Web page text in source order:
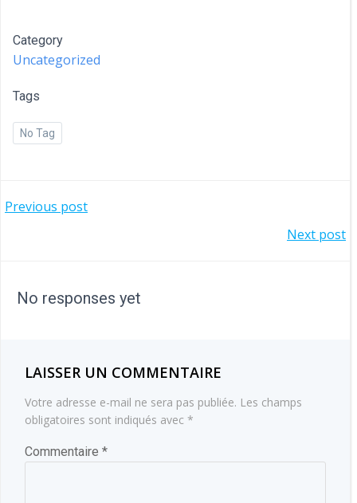
Category
Uncategorized
Tags
No Tag
NAVIGATION
L’ARTICLE
Previous post
L’ARTICLE
Next post
No responses yet
LAISSER UN COMMENTAIRE
Votre adresse e-mail ne sera pas publiée. Les champs
obligatoires sont indiqués avec *
Commentaire *